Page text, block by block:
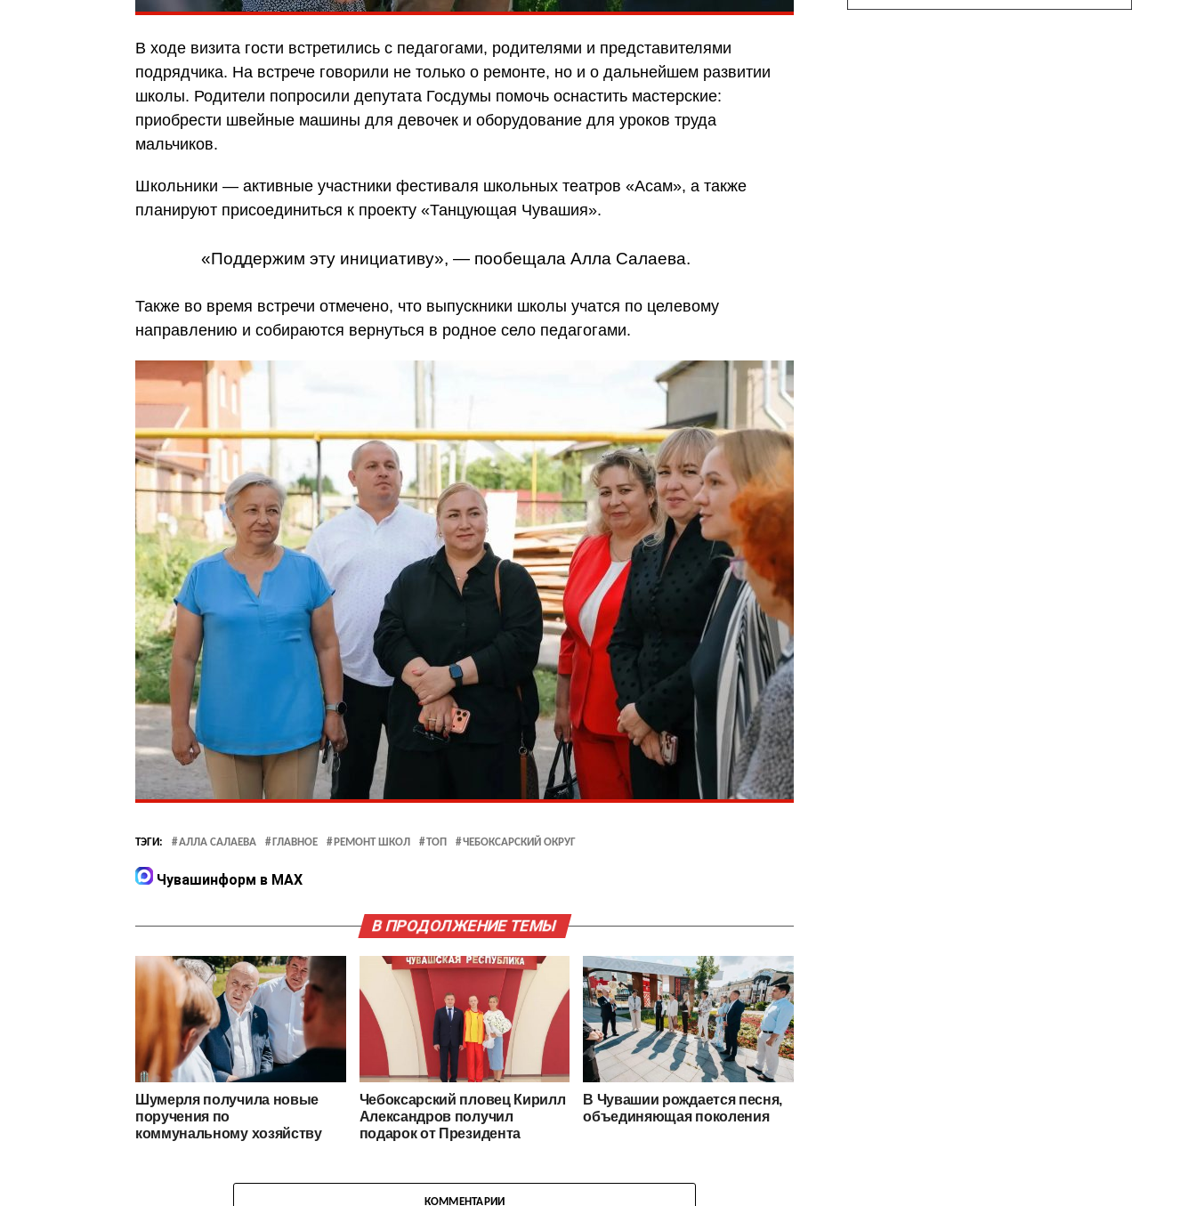
В ходе визита гости встретились с педагогами, родителями и представителями
подрядчика. На встрече говорили не только о ремонте, но и о дальнейшем развитии
школы. Родители попросили депутата Госдумы помочь оснастить мастерские:
приобрести швейные машины для девочек и оборудование для уроков труда
мальчиков.
Школьники — активные участники фестиваля школьных театров «Асам», а также
планируют присоединиться к проекту «Танцующая Чувашия».
«Поддержим эту инициативу», — пообещала Алла Салаева.
Также во время встречи отмечено, что выпускники школы учатся по целевому
направлению и собираются вернуться в родное село педагогами.
ТЭГИ: АЛЛА САЛАЕВА ГЛАВНОЕ РЕМОНТ ШКОЛ ТОП ЧЕБОКСАРСКИЙ ОКРУГ
Чувашинформ в MAX
В ПРОДОЛЖЕНИЕ ТЕМЫ
Шумерля получила новые
поручения по
коммунальному хозяйству
Чебоксарский пловец Кирилл
Александров получил
подарок от Президента
В Чувашии рождается песня,
объединяющая поколения
КОММЕНТАРИИ